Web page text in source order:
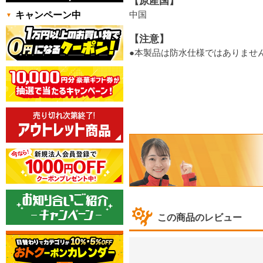
中国
【注意】
●本製品は防水仕様ではありませ
この商品のレビュー
キャンペーン中